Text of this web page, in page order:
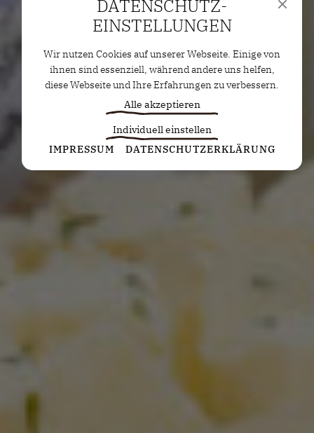
DATENSCHUTZ­
EINSTELLUNGEN
Wir nutzen Cookies auf unserer Webseite. Einige von
ihnen sind essenziell, während andere uns helfen,
diese Webseite und Ihre Erfahrungen zu verbessern.
Alle akzeptieren
Individuell einstellen
Statistiken
Diese Cookies erfassen anonyme Statistiken. Diese
Google Analytics
Wenn Cookies von externen Medien akzeptiert
IMPRESSUM DATENSCHUTZERKLÄRUNG